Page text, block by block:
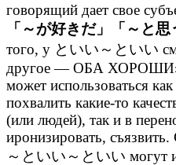
говорящий дает свое
「～が好きだ」「～と
того, у といい～といい
другое — ОБА
может использоваться
похвалить какие-то
(или людей), так и в
иронизировать,
～といい～といい могут